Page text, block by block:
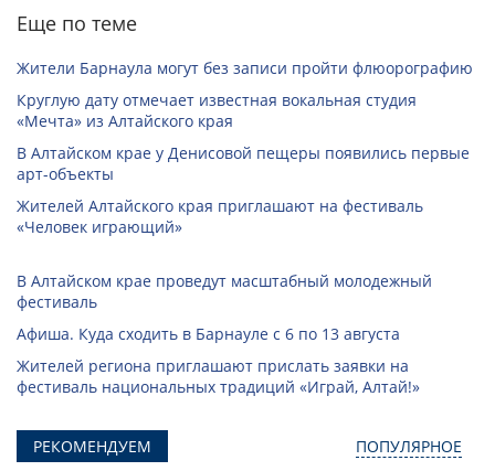
Еще по теме
Жители Барнаула могут без записи пройти флюорографию
Круглую дату отмечает известная вокальная студия
«Мечта» из Алтайского края
В Алтайском крае у Денисовой пещеры появились первые
арт-объекты
Жителей Алтайского края приглашают на фестиваль
«Человек играющий»
В Алтайском крае проведут масштабный молодежный
фестиваль
Афиша. Куда сходить в Барнауле с 6 по 13 августа
Жителей региона приглашают прислать заявки на
фестиваль национальных традиций «Играй, Алтай!»
РЕКОМЕНДУЕМ ПОПУЛЯРНОЕ